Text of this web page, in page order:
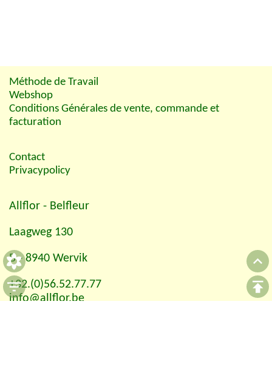
Méthode de Travail
Webshop
Conditions Générales de vente, commande et
facturation
Contact
Privacypolicy
Allflor - Belfleur
Laagweg 130
B - 8940 Wervik
+32.(0)56.52.77.77
info@allflor.be